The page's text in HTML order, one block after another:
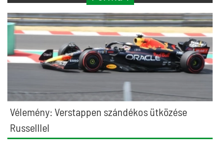
Vélemény: Verstappen szándékos ütközése
Russelllel